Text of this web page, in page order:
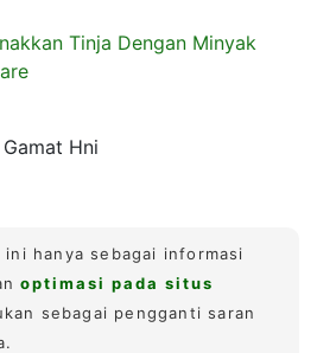
Tinja Dengan Minyak
Hni
hanya sebagai informasi
optimasi pada situs
sebagai pengganti saran